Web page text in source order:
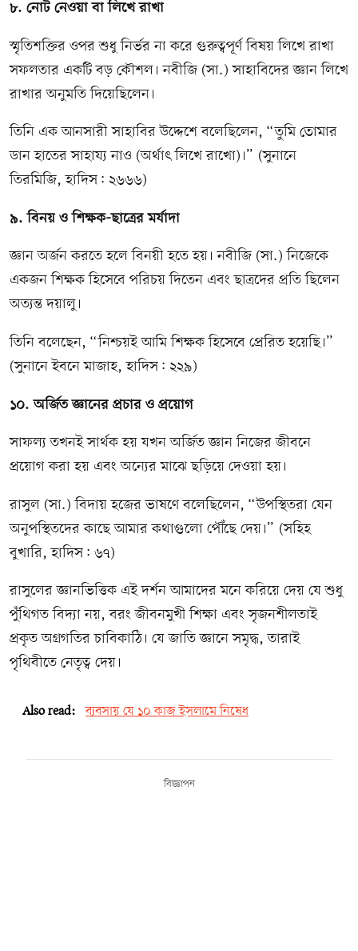
৮. নোট নেওয়া বা লিখে রাখা
স্মৃতিশক্তির ওপর শুধু নির্ভর না করে গুরুত্বপূর্ণ বিষয় লিখে রাখা
সফলতার একটি বড় কৌশল। নবীজি (সা.) সাহাবিদের জ্ঞান লিখে
রাখার অনুমতি দিয়েছিলেন।
তিনি এক আনসারী সাহাবির উদ্দেশে বলেছিলেন, “তুমি তোমার
ডান হাতের সাহায্য নাও (অর্থাৎ লিখে রাখো)।” (সুনানে
তিরমিজি, হাদিস: ২৬৬৬)
৯. বিনয় ও শিক্ষক-ছাত্রের মর্যাদা
জ্ঞান অর্জন করতে হলে বিনয়ী হতে হয়। নবীজি (সা.) নিজেকে
একজন শিক্ষক হিসেবে পরিচয় দিতেন এবং ছাত্রদের প্রতি ছিলেন
অত্যন্ত দয়ালু।
তিনি বলেছেন, “নিশ্চয়ই আমি শিক্ষক হিসেবে প্রেরিত হয়েছি।”
(সুনানে ইবনে মাজাহ, হাদিস: ২২৯)
১০. অর্জিত জ্ঞানের প্রচার ও প্রয়োগ
সাফল্য তখনই সার্থক হয় যখন অর্জিত জ্ঞান নিজের জীবনে
প্রয়োগ করা হয় এবং অন্যের মাঝে ছড়িয়ে দেওয়া হয়।
রাসুল (সা.) বিদায় হজের ভাষণে বলেছিলেন, “উপস্থিতরা যেন
অনুপস্থিতদের কাছে আমার কথাগুলো পৌঁছে দেয়।” (সহিহ
বুখারি, হাদিস: ৬৭)
রাসুলের জ্ঞানভিত্তিক এই দর্শন আমাদের মনে করিয়ে দেয় যে শুধু
পুঁথিগত বিদ্যা নয়, বরং জীবনমুখী শিক্ষা এবং সৃজনশীলতাই
প্রকৃত অগ্রগতির চাবিকাঠি। যে জাতি জ্ঞানে সমৃদ্ধ, তারাই
পৃথিবীতে নেতৃত্ব দেয়।
Also read: ব্যবসায় যে ১০ কাজ ইসলামে নিষেধ
বিজ্ঞাপন